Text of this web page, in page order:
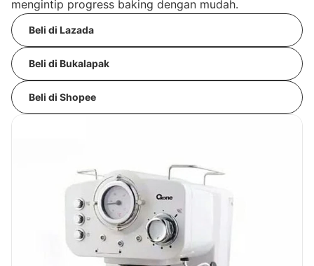
mengintip progress baking dengan mudah.
Beli di Lazada
Beli di Bukalapak
Beli di Shopee